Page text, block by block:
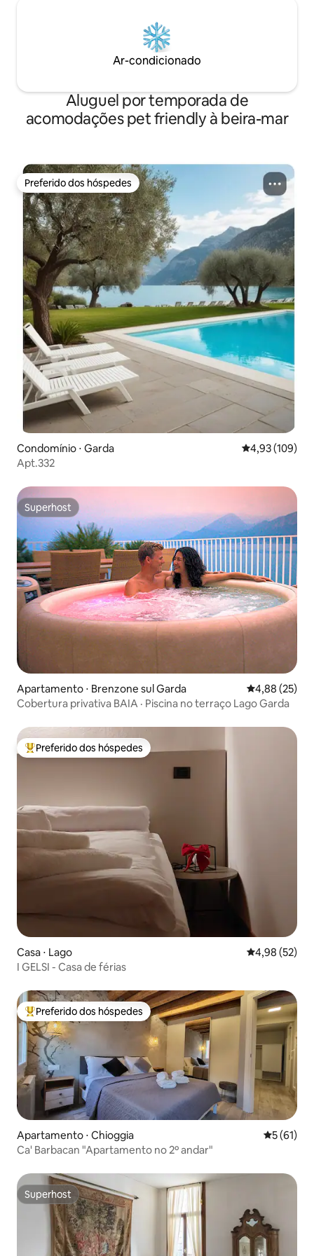
Ar-condicionado
Aluguel por temporada de
acomodações pet friendly à beira-mar
Preferido dos hóspedes
Preferido dos hóspedes
Condomínio ⋅ Garda 4,93 de uma
4,93 (109)
Apt.332
Superhost
Superhost
Apartamento ⋅ Brenzone sul Garda 4,88 de uma
4,88 (25)
Cobertura privativa BAIA · Piscina no terraço Lago Garda
Entre os melhores preferidos dos hóspedes
Preferido dos hóspedes
Casa ⋅ Lago 4,98 de uma
4,98 (52)
I GELSI - Casa de férias
Entre os melhores preferidos dos hóspedes
Preferido dos hóspedes
Apartamento ⋅ Chioggia 5 de uma
5 (61)
Ca' Barbacan "Apartamento no 2º andar"
Superhost
Superhost